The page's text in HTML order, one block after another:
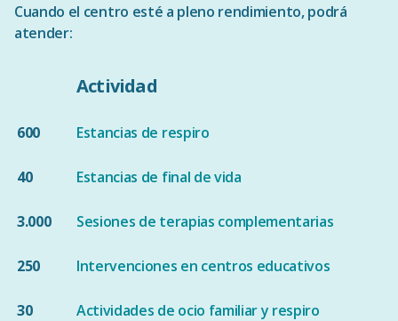
Cuando el centro esté a pleno rendimiento, podrá
atender:
Actividad
600 Estancias de respiro
40 Estancias de final de vida
3.000 Sesiones de terapias complementarias
250 Intervenciones en centros educativos
30 Actividades de ocio familiar y respiro